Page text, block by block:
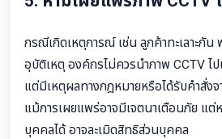
กรณีเกิดเหตุการณ์ เช่น ลูกค้าทะเลาะกั
อุบัติเหตุ องค์กรไม่ควรนำภาพ CCTV ไป
แต่มีเหตุผลทางกฎหมายหรือได้รับคำสั่งจ
แม้การเผยแพร่อาจมีเจตนาเตือนภัย แต่
บุคคลได้ อาจละเมิดสิทธิส่วนบุคคล